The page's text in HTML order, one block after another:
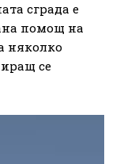
сграда е
помощ на
няколко
се